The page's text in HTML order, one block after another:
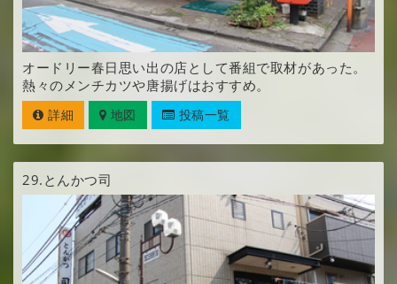
オードリー春日思い出の店として番組で取材があった。
熱々のメンチカツや唐揚げはおすすめ。
詳細 地図 投稿一覧
29. とんかつ司